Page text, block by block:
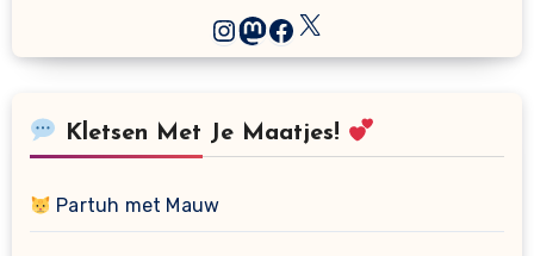
Instagram
Mastodon
Facebook
X
Kletsen Met Je Maatjes!
Partuh met Mauw